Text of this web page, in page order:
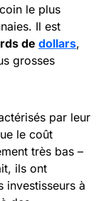
le plus
Il est
de dollars,
grosses
par leur
le coût
très bas –
ils ont
investisseurs à